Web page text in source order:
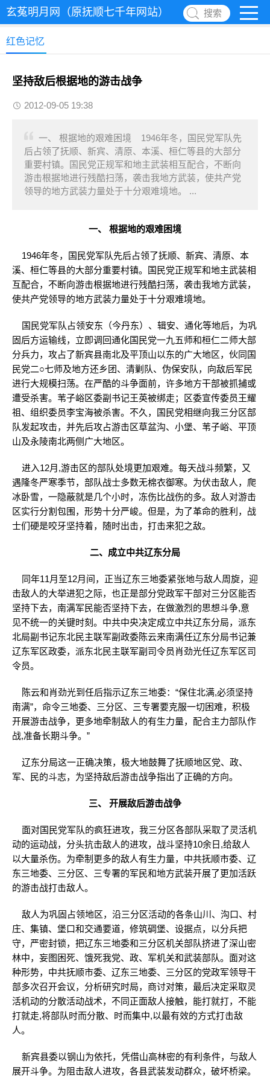
玄菟明月网（原抚顺七千年网站） 搜索
红色记忆
坚持敌后根据地的游击战争
2012-09-05 19:38
一、 根据地的艰难困境 1946年冬，国民党军队先
后占领了抚顺、新宾、清原、本溪、桓仁等县的大部分
重要村镇。国民党正规军和地主武装相互配合，不断向
游击根据地进行残酷扫荡，袭击我地方武装，使共产党
领导的地方武装力量处于十分艰难境地。 ...
一、 根据地的艰难困境
1946年冬，国民党军队先后占领了抚顺、新宾、清原、本
溪、桓仁等县的大部分重要村镇。国民党正规军和地主武装相
互配合，不断向游击根据地进行残酷扫荡，袭击我地方武装，
使共产党领导的地方武装力量处于十分艰难境地。
国民党军队占领安东（今丹东）、辑安、通化等地后，为巩
固后方运输线，立即调回通化国民党一九五师和桓仁二师大部
分兵力，攻占了新宾县南北及平顶山以东的广大地区，伙同国
民党二○七师及地方还乡团、清剿队、伪保安队，向敌后军民
进行大规模扫荡。在严酷的斗争面前，许多地方干部被抓捕或
遭受杀害。苇子峪区委副书记王英被绑走；区委宣传委员王耀
祖、组织委员李宝海被杀害。不久，国民党相继向我三分区部
队发起攻击，并先后攻占游击区草盆沟、小堡、苇子峪、平顶
山及永陵南北两侧广大地区。
进入12月,游击区的部队处境更加艰难。每天战斗频繁，又
遇隆冬严寒季节，部队战士多数无棉衣御寒。为伏击敌人，爬
冰卧雪，一隐蔽就是几个小时，冻伤比战伤的多。敌人对游击
区实行分割包围，形势十分严峻。但是，为了革命的胜利，战
士们硬是咬牙坚持着，随时出击，打击来犯之敌。
二、成立中共辽东分局
同年11月至12月间，正当辽东三地委紧张地与敌人周旋，迎
击敌人的大举进犯之际，也正是部分党政军干部对三分区能否
坚持下去，南满军民能否坚持下去，在做激烈的思想斗争,意
见不统一的关键时刻。中共中央决定成立中共辽东分局，派东
北局副书记东北民主联军副政委陈云来南满任辽东分局书记兼
辽东军区政委，派东北民主联军副司令员肖劲光任辽东军区司
令员。
陈云和肖劲光到任后指示辽东三地委：“保住北满,必须坚持
南满”，命令三地委、三分区、三专署要克服一切困难，积极
开展游击战争，更多地牵制敌人的有生力量，配合主力部队作
战,准备长期斗争。”
辽东分局这一正确决策，极大地鼓舞了抚顺地区党、政、
军、民的斗志，为坚持敌后游击战争指出了正确的方向。
三、 开展敌后游击战争
面对国民党军队的疯狂进攻，我三分区各部队采取了灵活机
动的运动战，分头抗击敌人的进攻，战斗坚持10余日,给敌人
以大量杀伤。为牵制更多的敌人有生力量，中共抚顺市委、辽
东三地委、三分区、三专署的军民和地方武装开展了更加活跃
的游击战打击敌人。
敌人为巩固占领地区，沿三分区活动的各条山川、沟口、村
庄、集镇、堡口和交通要道，修筑碉堡、设据点，以分兵把
守，严密封锁，把辽东三地委和三分区机关部队挤进了深山密
林中，妄图困死、饿死我党、政、军机关和武装部队。面对这
种形势，中共抚顺市委、辽东三地委、三分区的党政军领导干
部多次召开会议，分析研究时局，商讨对策，最后决定采取灵
活机动的分散活动战术，不同正面敌人接触，能打就打，不能
打就走,将部队时而分散、时而集中,以最有效的方式打击敌
人。
新宾县委以钢山为依托，凭借山高林密的有利条件，与敌人
展开斗争。为阻击敌人进攻，各县武装发动群众，破坏桥梁。